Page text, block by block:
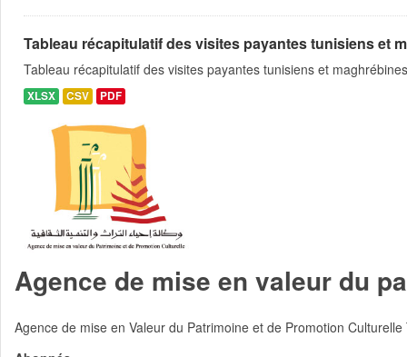
Tableau récapitulatif des visites payantes tunisiens et
Tableau récapitulatif des visites payantes tunisiens et
XLSX CSV PDF
Agence de mise en valeur du
Agence de mise en Valeur du Patrimoine et de Promotion